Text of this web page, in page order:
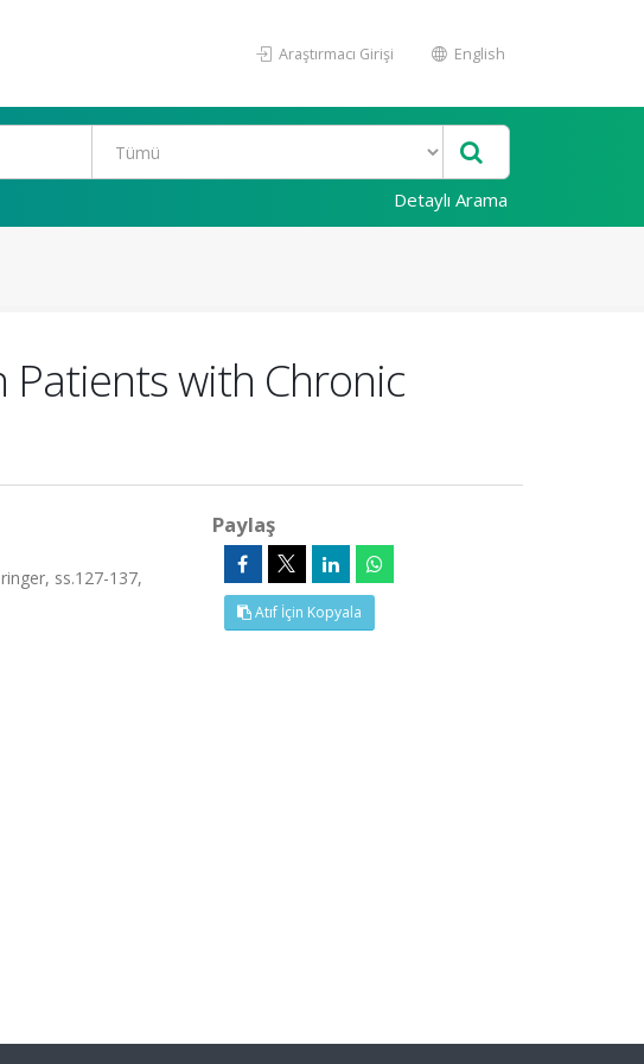
Araştırmacı Girişi English
Detaylı Arama
Patients with Chronic
ss.127-137,
Paylaş
Atıf İçin Kopyala